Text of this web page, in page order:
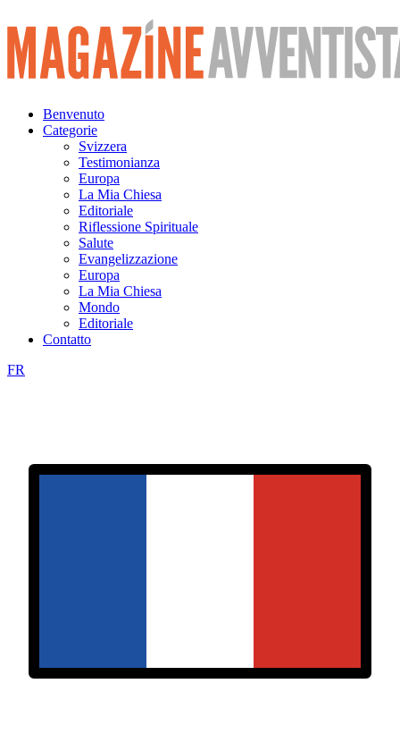
Vai
al
contenuto
Benvenuto
Categorie
Svizzera
Testimonianza
Europa
La Mia Chiesa
Editoriale
Riflessione Spirituale
Salute
Evangelizzazione
Europa
La Mia Chiesa
Mondo
Editoriale
Contatto
FR